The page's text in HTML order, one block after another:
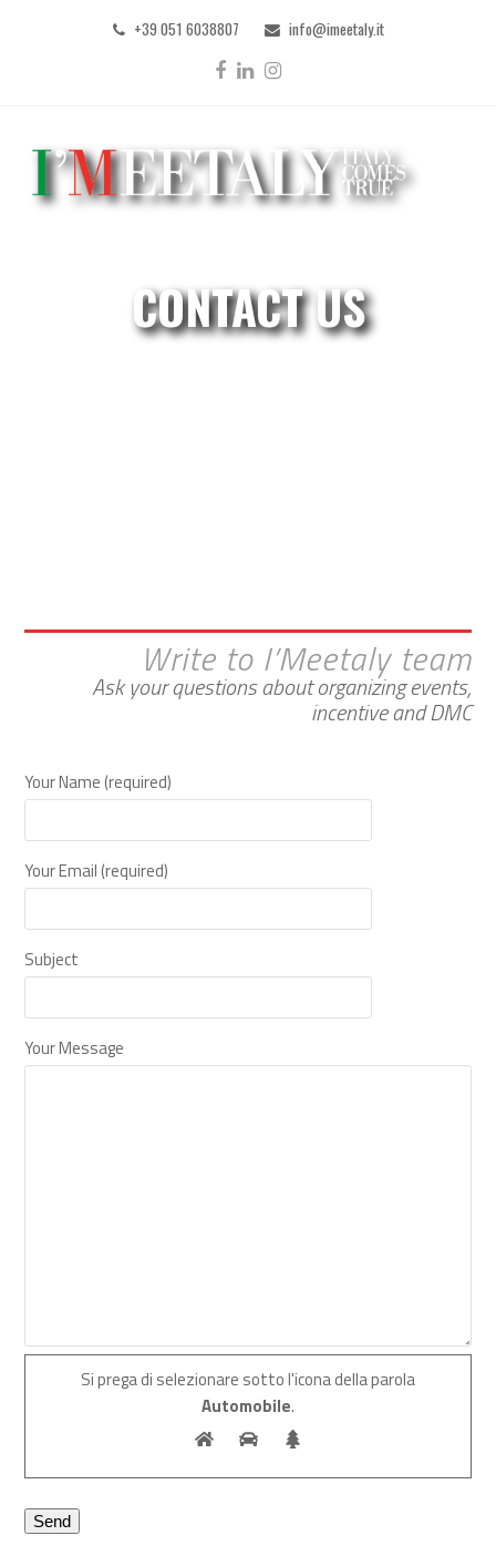
+39 051 6038807 info@imeetaly.it
Facebook
LinkedInInstagram
CONTACT US
Write to I’Meetaly team
Ask your questions about organizing events,
incentive and DMC
Your Name (required)
Your Email (required)
Subject
Your Message
Si prega di selezionare sotto l'icona della parola
Automobile.